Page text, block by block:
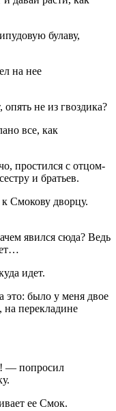
булаву,
на нее
не из гвоздика?
все, как
простился с отцом-
и братьев.
Смокову дворцу.
явился сюда? Ведь
идет.
было у меня двое
перекладине
— попросил
ее Смок.